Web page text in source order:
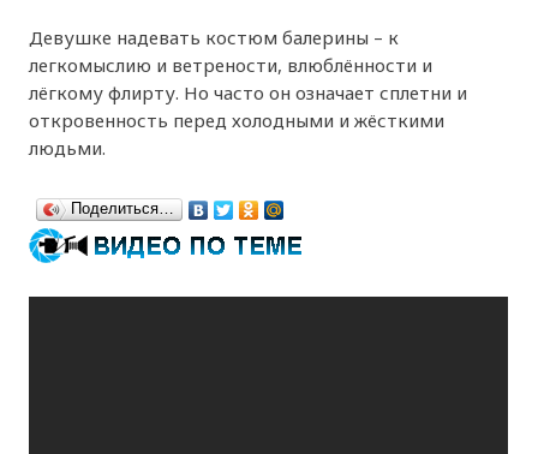
Девушке надевать костюм балерины – к
легкомыслию и ветрености, влюблённости и
лёгкому флирту. Но часто он означает сплетни и
откровенность перед холодными и жёсткими
людьми.
Поделиться…